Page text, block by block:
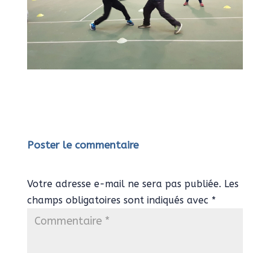
Poster le commentaire
Votre adresse e-mail ne sera pas publiée. Les
champs obligatoires sont indiqués avec *